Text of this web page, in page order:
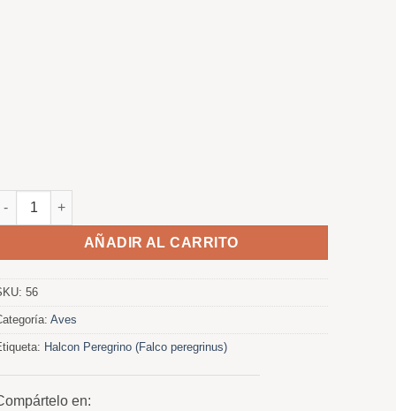
de la tormenta cantidad
AÑADIR AL CARRITO
56
Aves
Halcon Peregrino (Falco peregrinus)
en: